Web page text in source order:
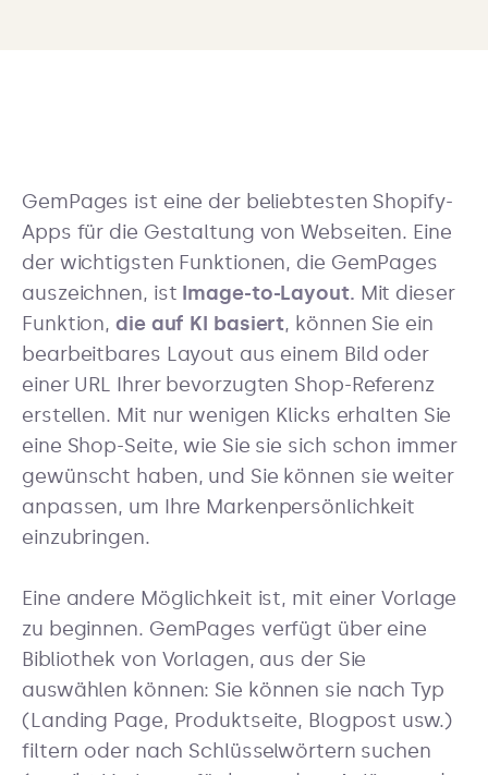
GemPages ist eine der beliebtesten Shopify-
Apps für die Gestaltung von Webseiten. Eine
der wichtigsten Funktionen, die GemPages
auszeichnen, ist Image-to-Layout. Mit dieser
Funktion,die auf KI basiert, können Sie ein
bearbeitbares Layout aus einem Bild oder
einer URL Ihrer bevorzugten Shop-Referenz
erstellen. Mit nur wenigen Klicks erhalten Sie
eine Shop-Seite, wie Sie sie sich schon immer
gewünscht haben, und Sie können sie weiter
anpassen, um Ihre Markenpersönlichkeit
einzubringen.
Eine andere Möglichkeit ist, mit einer Vorlage
zu beginnen. GemPages verfügt über eine
Bibliothek von Vorlagen, aus der Sie
auswählen können: Sie können sie nach Typ
(Landing Page, Produktseite, Blogpost usw.)
filtern oder nach Schlüsselwörtern suchen